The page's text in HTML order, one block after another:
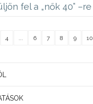
fel a „nők 40” –re
4 6 7 8 9 10